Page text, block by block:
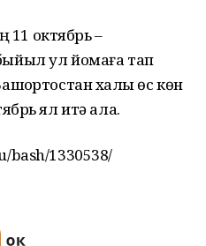
октябрь –
ул йомаға тап
халҡы өс көн
ял итә ала.
bash/1330538/